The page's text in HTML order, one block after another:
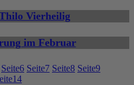
Vierheilig
im Februar
Seite6 Seite7 Seite8 Seite9
14